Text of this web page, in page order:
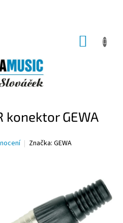
konektor GEWA
Značka: GEWA